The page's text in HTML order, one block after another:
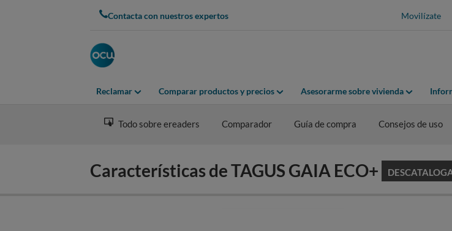
Contacta con nuestros expertos Movilízate
Reclamar Comparar productos y precios Asesorarme sobre vivienda
Todo sobre ereaders Comparador Guía de compra Consejos de uso
Características de TAGUS GAIA ECO+